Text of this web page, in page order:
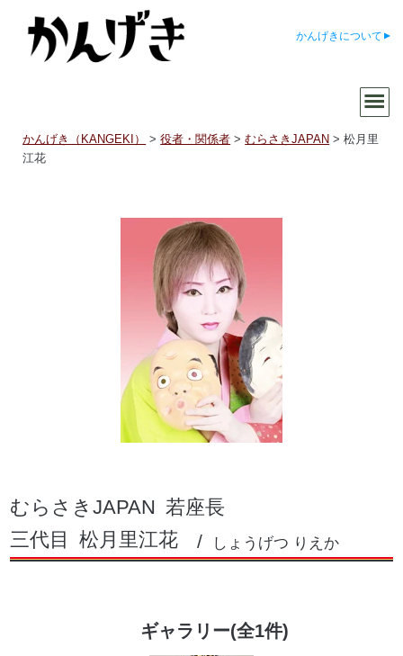
かんげきについて
かんげき（KANGEKI） >役者・関係者 >むらさきJAPAN >松月里
江花
むらさきJAPAN 若座長
三代目 松月里江花 しょうげつ りえか
ギャラリー(全1件)